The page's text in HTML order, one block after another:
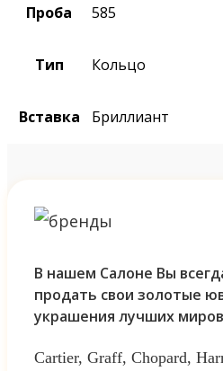
Проба 585
Тип Кольцо
Вставка Бриллиант
В нашем Салоне Вы
продать свои золотые
украшения лучших
Cartier, Graff, Chopard,